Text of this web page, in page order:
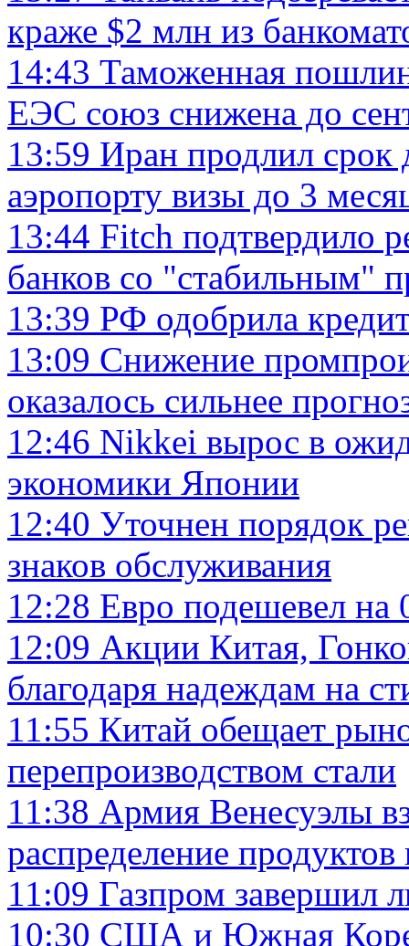
краже $2 млн из
14:43 Таможенная
ЕЭС союз снижена до
13:59 Иран продлил срок
аэропорту визы до 3
13:44 Fitch подтвердило
банков со "стабильным"
13:39 РФ одобрила
13:09 Снижение
оказалось сильнее
12:46 Nikkei вырос в
экономики Японии
12:40 Уточнен порядок
знаков обслуживания
12:28 Евро подешевел на
12:09 Акции Китая,
благодаря надеждам на
11:55 Китай обещает
перепроизводством стали
11:38 Армия Венесуэлы
распределение продуктов
11:09 Газпром завершил
10:30 США и Южная